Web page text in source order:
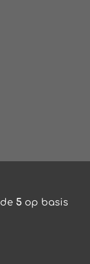
5 op basis